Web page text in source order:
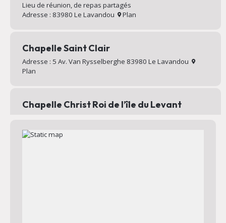
Lieu de réunion, de repas partagés
Adresse : 83980 Le Lavandou
Plan
Chapelle Saint Clair
Adresse : 5 Av. Van Rysselberghe 83980 Le Lavandou
Plan
Chapelle Christ Roi de l’île du Levant